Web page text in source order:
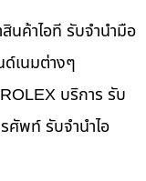
นค้าไอที รับจำนำมือ
เนมต่างๆ
บริการ รับ
ศัพท์ รับจำนำไอ